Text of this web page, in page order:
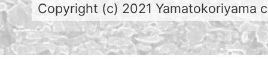
Copyright (c) 2021 Yamatokoriyama